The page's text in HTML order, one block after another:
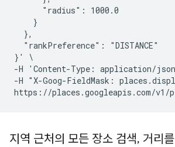
      "radius": 1000.0
    }
  },
  "rankPreference": "DISTANCE"
}' \
-H 'Content-Type: application/
-H "X-Goog-FieldMask:
지역 근처의 모든 장소 검색, 거리